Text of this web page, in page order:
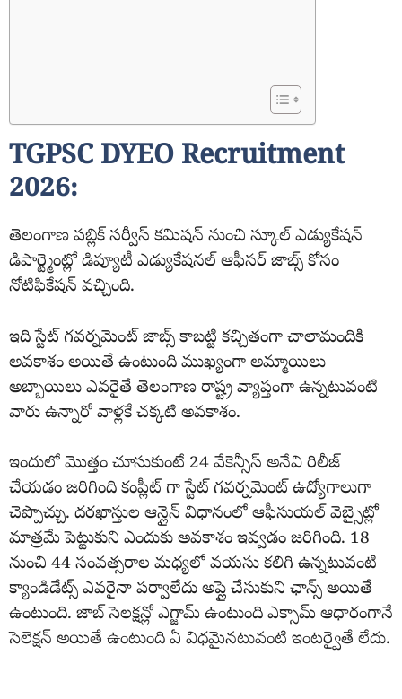
TGPSC DYEO Recruitment
2026:
తెలంగాణ పబ్లిక్ సర్వీస్ కమిషన్ నుంచి స్కూల్ ఎడ్యుకేషన్
డిపార్ట్మెంట్లో డిప్యూటీ ఎడ్యుకేషనల్ ఆఫీసర్ జాబ్స్ కోసం
నోటిఫికేషన్ వచ్చింది.
ఇది స్టేట్ గవర్నమెంట్ జాబ్స్ కాబట్టి కచ్చితంగా చాలామందికి
అవకాశం అయితే ఉంటుంది ముఖ్యంగా అమ్మాయిలు
అబ్బాయిలు ఎవరైతే తెలంగాణ రాష్ట్ర వ్యాప్తంగా ఉన్నటువంటి
వారు ఉన్నారో వాళ్లకే చక్కటి అవకాశం.
ఇందులో మొత్తం చూసుకుంటే 24 వేకెన్సీస్ అనేవి రిలీజ్
చేయడం జరిగింది కంప్లీట్ గా స్టేట్ గవర్నమెంట్ ఉద్యోగాలుగా
చెప్పొచ్చు. దరఖాస్తుల ఆన్లైన్ విధానంలో ఆఫీసుయల్ వెబ్సైట్లో
మాత్రమే పెట్టుకుని ఎందుకు అవకాశం ఇవ్వడం జరిగింది. 18
నుంచి 44 సంవత్సరాల మధ్యలో వయసు కలిగి ఉన్నటువంటి
క్యాండిడేట్స్ ఎవరైనా పర్వాలేదు అప్లై చేసుకుని ఛాన్స్ అయితే
ఉంటుంది. జాబ్ సెలక్షన్లో ఎగ్జామ్ ఉంటుంది ఎక్సామ్ ఆధారంగానే
సెలెక్షన్ అయితే ఉంటుంది ఏ విధమైనటువంటి ఇంటర్వైతే లేదు.